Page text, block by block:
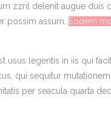
zzril delenit augue
possim assum.
Eodem
usus legentis in iis qui
qui sequitur
per seacula quarta